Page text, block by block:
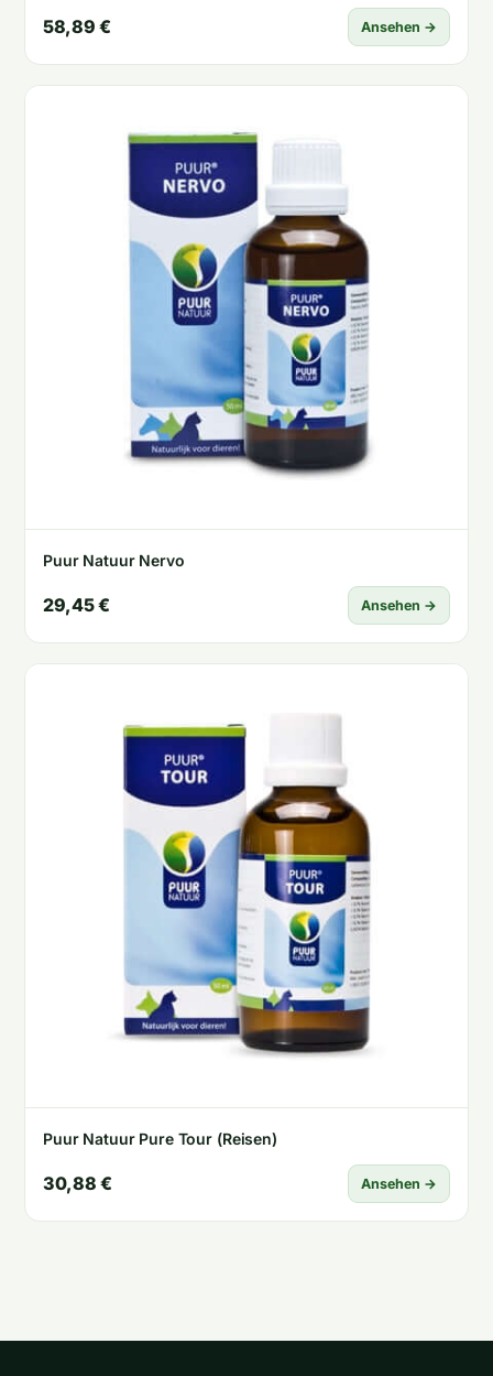
58,89 € Ansehen →
Puur Natuur Nervo
29,45 € Ansehen →
Puur Natuur Pure Tour (Reisen)
30,88 € Ansehen →